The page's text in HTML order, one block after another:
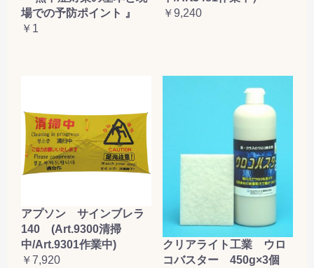
場での予防ポイント 』
￥1
￥9,240
アプソン サインブレラ
140 (Art.9300清掃
中/Art.9301作業中)
￥7,920
クリアライト工業 ウロ
コバスター 450g×3個